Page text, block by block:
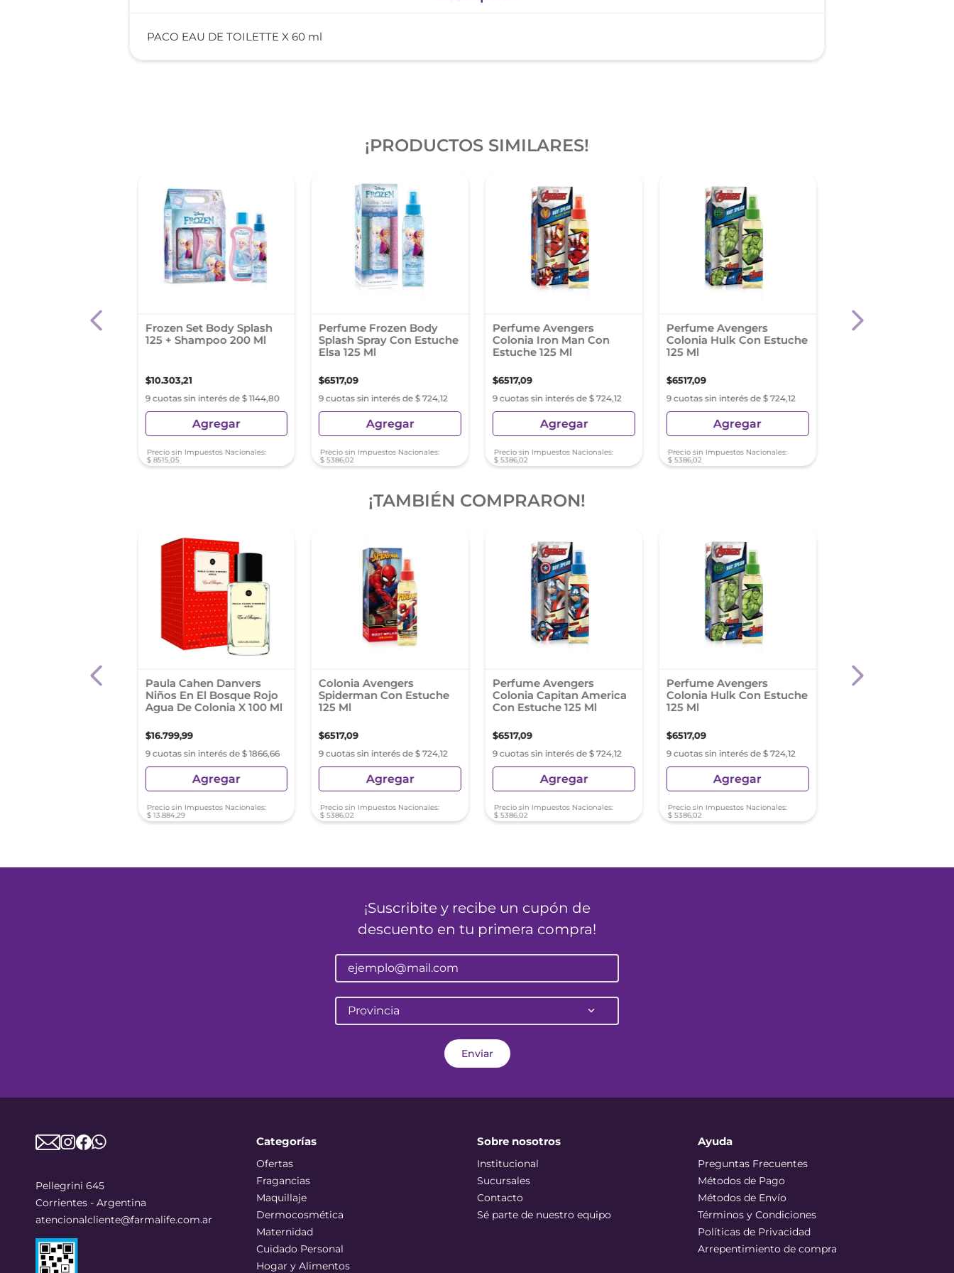
PACO EAU DE TOILETTE X 60 ml
¡PRODUCTOS SIMILARES!
Heno De Pravia
Frozen Set Body Splash
125 + Shampoo 200 Ml
$10.303,21
9 cuotas sin interés de $ 1144,80
Agregar
Precio sin Impuestos Nacionales:
$ 8515,05
Perfume Frozen Body
Splash Spray Con Estuche
Elsa 125 Ml
$6517,09
9 cuotas sin interés de $ 724,12
Agregar
Precio sin Impuestos Nacionales:
$ 5386,02
Perfume Avengers
Colonia Iron Man Con
Estuche 125 Ml
$6517,09
9 cuotas sin interés de $ 724,12
Agregar
Precio sin Impuestos Nacionales:
$ 5386,02
Perfume Avengers
Colonia Hulk Con Estuche
125 Ml
$6517,09
9 cuotas sin interés de $ 724,12
Agregar
Precio sin Impuestos Nacionales:
$ 5386,02
Jolie Danielle Eau De
¡TAMBIÉN COMPRARON!
Paula Cahen Danvers
Niños En El Bosque Rojo
Agua De Colonia X 100 Ml
$16.799,99
9 cuotas sin interés de $ 1866,66
Agregar
Precio sin Impuestos Nacionales:
$ 13.884,29
Colonia Avengers
Spiderman Con Estuche
125 Ml
$6517,09
9 cuotas sin interés de $ 724,12
Agregar
Precio sin Impuestos Nacionales:
$ 5386,02
Perfume Avengers
Colonia Capitan America
Con Estuche 125 Ml
$6517,09
9 cuotas sin interés de $ 724,12
Agregar
Precio sin Impuestos Nacionales:
$ 5386,02
Perfume Avengers
Colonia Hulk Con Estuche
125 Ml
$6517,09
9 cuotas sin interés de $ 724,12
Agregar
Precio sin Impuestos Nacionales:
$ 5386,02
Perfume Hello Kitty
¡Suscribite y recibe un cupón de
descuento en tu primera compra!
Provincia
Enviar
Pellegrini 645
Corrientes - Argentina
atencionalcliente@farmalife.com.ar
Categorías
Ofertas
Fragancias
Maquillaje
Dermocosmética
Maternidad
Cuidado Personal
Hogar y Alimentos
Sobre nosotros
Institucional
Sucursales
Contacto
Sé parte de nuestro equipo
Ayuda
Preguntas Frecuentes
Métodos de Pago
Métodos de Envío
Términos y Condiciones
Políticas de Privacidad
Arrepentimiento de compra